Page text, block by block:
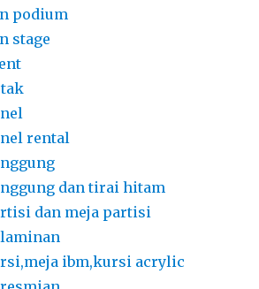
podium
stage
rental
dan tirai hitam
dan meja partisi
ibm,kursi acrylic